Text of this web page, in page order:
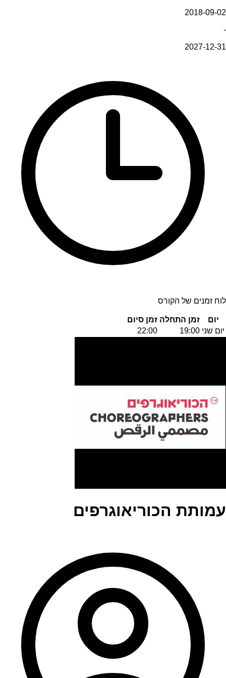
2018-09-02
-
2027-12-31
לוח זמנים של הקורס
יום זמן התחלה זמן סיום
יום שני 19:00
22:00
עמותת הכוריאוגרפים